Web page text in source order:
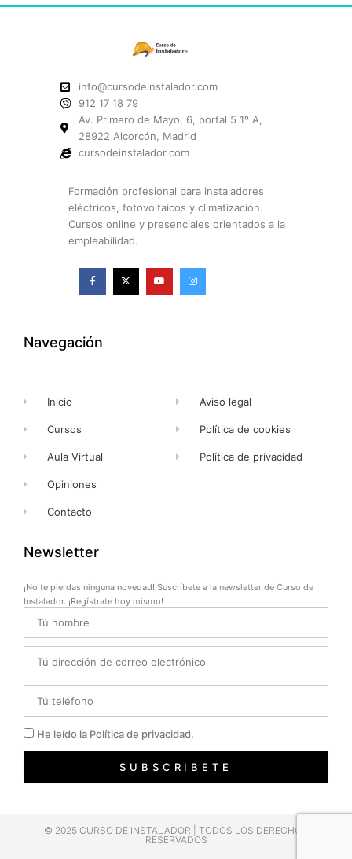
info@cursodeinstalador.com
912 17 18 79
Av. Primero de Mayo, 6, portal 5 1º A,
28922 Alcorcón, Madrid
cursodeinstalador.com
Formación profesional para instaladores
eléctricos, fotovoltaicos y climatización.
Cursos online y presenciales orientados a la
empleabilidad.
F
a
k
-
X
-
Y
o
I
n
Navegación
Inicio
Cursos
Aula Virtual
Opiniones
Contacto
Aviso legal
Política de cookies
Política de privacidad
Newsletter
¡No te pierdas ninguna novedad! Suscríbete a la newsletter de Curso de
Instalador. ¡Regístrate hoy mismo!
Privacidad
He leído la Política de privacidad.
SUBSCRIBETE
© 2025 CURSO DE INSTALADOR | TODOS LOS DERECHOS
RESERVADOS